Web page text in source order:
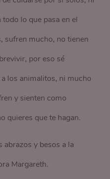
lo que pasa en el
sufren mucho, no tienen
por eso sé
los animalitos, ni mucho
y sienten como
quieres que te hagan.
y besos a la
Margareth.